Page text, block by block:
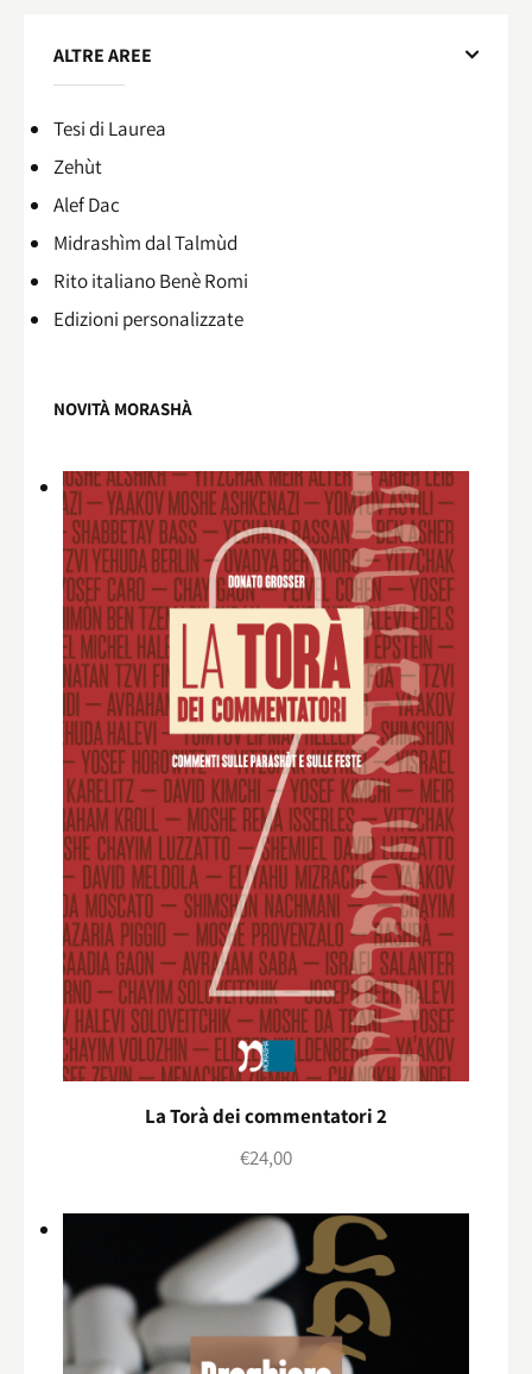
ALTRE AREE
Tesi di Laurea
Zehùt
Alef Dac
Midrashìm dal Talmùd
Rito italiano Benè Romi​
Edizioni personalizzate
NOVITÀ MORASHÀ
La Torà dei commentatori 2
€24,00